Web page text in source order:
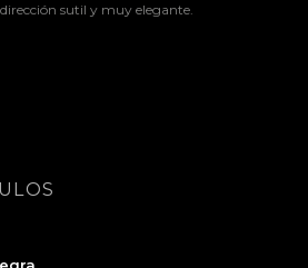
sutil y muy elegante.